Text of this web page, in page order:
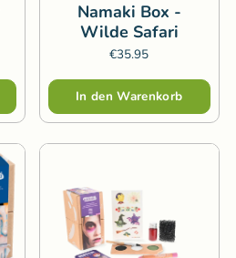
Namaki Box -
Wilde Safari
€35.95
Menge
In den Warenkorb